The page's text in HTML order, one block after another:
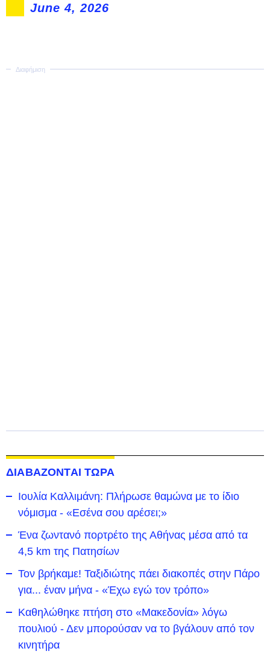
June 4, 2026
ΔΙΑΒΑΖΟΝΤΑΙ ΤΩΡΑ
Ιουλία Καλλιμάνη: Πλήρωσε θαμώνα με το ίδιο
νόμισμα - «Εσένα σου αρέσει;»
Ένα ζωντανό πορτρέτο της Αθήνας μέσα από τα
4,5 km της Πατησίων
Τον βρήκαμε! Ταξιδιώτης πάει διακοπές στην Πάρο
για... έναν μήνα - «Έχω εγώ τον τρόπο»
Καθηλώθηκε πτήση στο «Μακεδονία» λόγω
πουλιού - Δεν μπορούσαν να το βγάλουν από τον
κινητήρα